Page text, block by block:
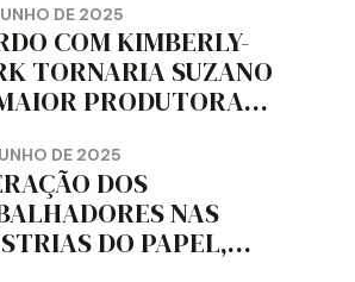
sindical.
DE 2025
COM KIMBERLY-
TORNARIA SUZANO
PRODUTORA
DIZ FITCH
DE 2025
DOS
NAS
DO PAPEL,